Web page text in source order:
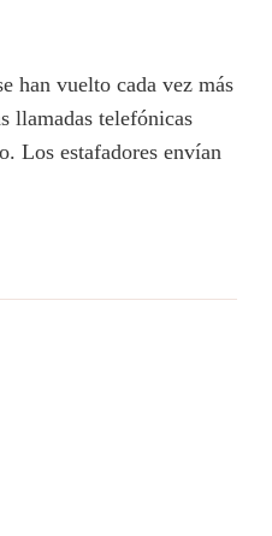
han vuelto cada vez más
llamadas telefónicas
Los estafadores envían